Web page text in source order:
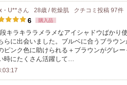
に
入
り
登
録
れ
メ
ン
バ
ー
に
・U**さん 28歳 / 乾燥肌 クチコミ投稿 97件
6 購入品
キラキララメラメなアイシャドウばかり
らに出会いました。ブルベに合うブラウ
ンク色に助けられる＋ブラウンがグレ
時にたくさん活躍して…